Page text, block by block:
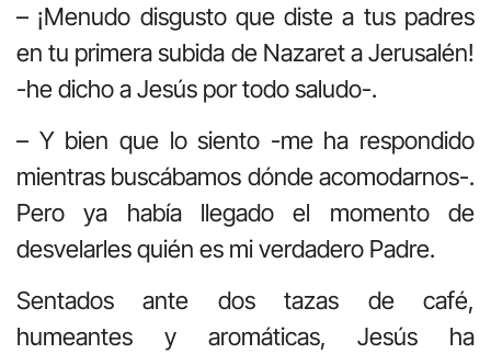
– ¡Menudo disgusto que diste a tus padres
en tu primera subida de Nazaret a Jerusalén!
-he dicho a Jesús por todo saludo-.
– Y bien que lo siento -me ha respondido
mientras buscábamos dónde acomodarnos-.
Pero ya había llegado el momento de
desvelarles quién es mi verdadero Padre.
Sentados ante dos tazas de café,
humeantes y aromáticas, Jesús ha